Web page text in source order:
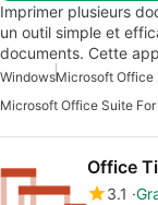
Imprimer plusieurs
un outil simple et
documents. Cette
WindowsMicrosoft Office
Microsoft Office Suite
Office
3.1